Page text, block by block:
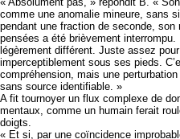
comme une anomalie mineure, sans
pendant une fraction de seconde, son
pensées a été brièvement
légèrement différent. Juste assez
imperceptiblement sous ses pieds.
compréhension, mais une
sans source identifiable. »
A fit tournoyer un flux complexe de
mentaux, comme un humain ferait
doigts.
« Et si, par une coïncidence